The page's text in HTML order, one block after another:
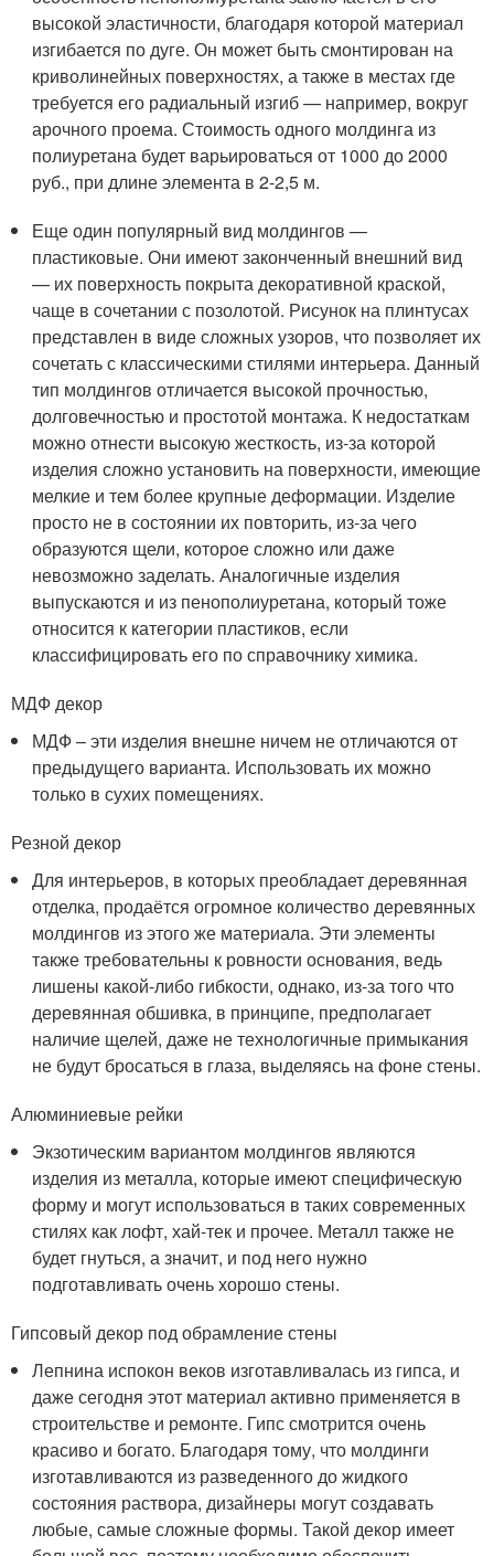
высокой эластичности, благодаря которой материал
изгибается по дуге. Он может быть смонтирован на
криволинейных поверхностях, а также в местах где
требуется его радиальный изгиб — например, вокруг
арочного проема. Стоимость одного молдинга из
полиуретана будет варьироваться от 1000 до 2000
руб., при длине элемента в 2-2,5 м.
Еще один популярный вид молдингов —
пластиковые. Они имеют законченный внешний вид
— их поверхность покрыта декоративной краской,
чаще в сочетании с позолотой. Рисунок на плинтусах
представлен в виде сложных узоров, что позволяет их
сочетать с классическими стилями интерьера. Данный
тип молдингов отличается высокой прочностью,
долговечностью и простотой монтажа. К недостаткам
можно отнести высокую жесткость, из-за которой
изделия сложно установить на поверхности, имеющие
мелкие и тем более крупные деформации. Изделие
просто не в состоянии их повторить, из-за чего
образуются щели, которое сложно или даже
невозможно заделать. Аналогичные изделия
выпускаются и из пенополиуретана, который тоже
относится к категории пластиков, если
классифицировать его по справочнику химика.
МДФ декор
МДФ – эти изделия внешне ничем не отличаются от
предыдущего варианта. Использовать их можно
только в сухих помещениях.
Резной декор
Для интерьеров, в которых преобладает деревянная
отделка, продаётся огромное количество деревянных
молдингов из этого же материала. Эти элементы
также требовательны к ровности основания, ведь
лишены какой-либо гибкости, однако, из-за того что
деревянная обшивка, в принципе, предполагает
наличие щелей, даже не технологичные примыкания
не будут бросаться в глаза, выделяясь на фоне стены.
Алюминиевые рейки
Экзотическим вариантом молдингов являются
изделия из металла, которые имеют специфическую
форму и могут использоваться в таких современных
стилях как лофт, хай-тек и прочее. Металл также не
будет гнуться, а значит, и под него нужно
подготавливать очень хорошо стены.
Гипсовый декор под обрамление стены
Лепнина испокон веков изготавливалась из гипса, и
даже сегодня этот материал активно применяется в
строительстве и ремонте. Гипс смотрится очень
красиво и богато. Благодаря тому, что молдинги
изготавливаются из разведенного до жидкого
состояния раствора, дизайнеры могут создавать
любые, самые сложные формы. Такой декор имеет